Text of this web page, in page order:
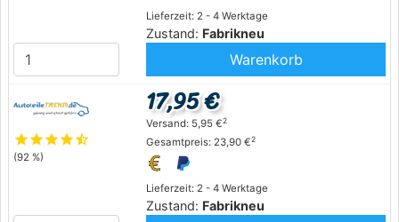
Lieferzeit: 2 - 4 Werktage
Zustand: Fabrikneu
Warenkorb
starstarstarstarstar_half
(92 %)
Lieferzeit: 2 - 4 Werktage
Zustand: Fabrikneu
17,95 €
Versand: 5,95 €2
Gesamtpreis: 23,90 €2